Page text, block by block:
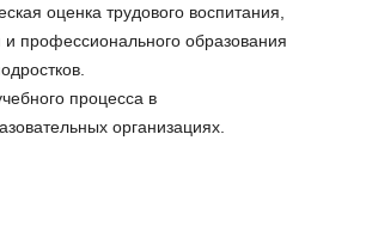
оценка трудового воспитания,
и профессионального образования
процесса в
организациях.